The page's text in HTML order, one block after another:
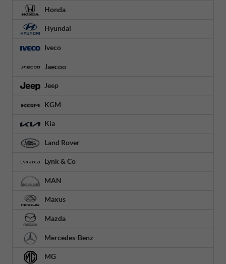
Honda
Hyundai
Iveco
Jaecoo
Jeep
KGM
Kia
Land Rover
Lynk & Co
MAN
Maxus
Mazda
Mercedes-Benz
MG